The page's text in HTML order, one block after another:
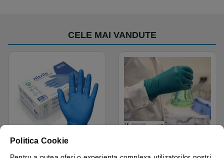
CELE MAI VANDUTE
Politica Cookie